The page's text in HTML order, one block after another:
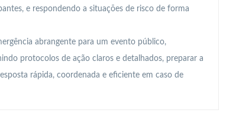
e respondendo a situações de risco de forma
abrangente para um evento público,
protocolos de ação claros e detalhados, preparar a
rápida, coordenada e eficiente em caso de